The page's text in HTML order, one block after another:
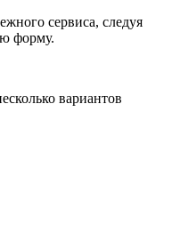
сервиса, следуя
форму.
вариантов